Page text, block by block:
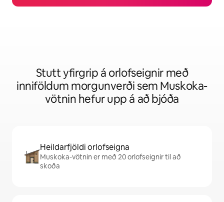
Stutt yfirgrip á orlofseignir með
inniföldum morgunverði sem Muskoka-
vötnin hefur upp á að bjóða
Heildarfjöldi orlofseigna
Muskoka-vötnin er með 20 orlofseignir til að
skoða